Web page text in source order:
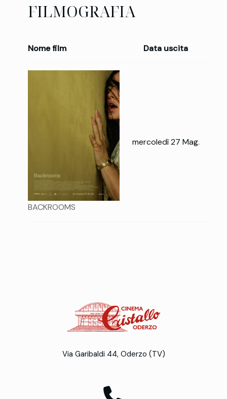
FILMOGRAFIA
Nome film Data uscita
BACKROOMS
mercoledì 27 Mag.
Via Garibaldi 44, Oderzo (TV)